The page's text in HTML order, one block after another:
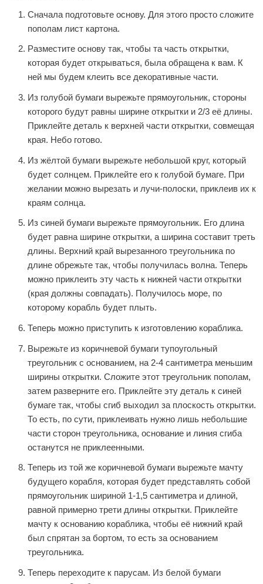
Сначала подготовьте основу. Для этого просто сложите
пополам лист картона.
Разместите основу так, чтобы та часть открытки,
которая будет открываться, была обращена к вам. К
ней мы будем клеить все декоративные части.
Из голубой бумаги вырежьте прямоугольник, стороны
которого будут равны ширине открытки и 2/3 её длины.
Приклейте деталь к верхней части открытки, совмещая
края. Небо готово.
Из жёлтой бумаги вырежьте небольшой круг, который
будет солнцем. Приклейте его к голубой бумаге. При
желании можно вырезать и лучи-полоски, приклеив их к
краям солнца.
Из синей бумаги вырежьте прямоугольник. Его длина
будет равна ширине открытки, а ширина составит треть
длины. Верхний край вырезанного треугольника по
длине обрежьте так, чтобы получилась волна. Теперь
можно приклеить эту часть к нижней части открытки
(края должны совпадать). Получилось море, по
которому корабль будет плыть.
Теперь можно приступить к изготовлению кораблика.
Вырежьте из коричневой бумаги тупоугольный
треугольник с основанием, на 2-4 сантиметра меньшим
ширины открытки. Сложите этот треугольник пополам,
затем разверните его. Приклейте эту деталь к синей
бумаге так, чтобы сгиб выходил за плоскость открытки.
То есть, по сути, приклеивать нужно лишь небольшие
части сторон треугольника, основание и линия сгиба
останутся не приклеенными.
Теперь из той же коричневой бумаги вырежьте мачту
будущего корабля, которая будет представлять собой
прямоугольник шириной 1-1,5 сантиметра и длиной,
равной примерно трети длины открытки. Приклейте
мачту к основанию кораблика, чтобы её нижний край
был спрятан за бортом, то есть за основанием
треугольника.
Теперь переходите к парусам. Из белой бумаги